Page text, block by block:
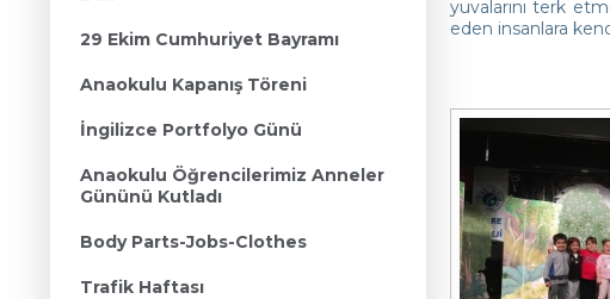
29 Ekim Cumhuriyet Bayramı
Anaokulu Kapanış Töreni
İngilizce Portfolyo Günü
Anaokulu Öğrencilerimiz Anneler
Gününü Kutladı
Body Parts-Jobs-Clothes
Trafik Haftası
yuvalarını terk
eden insanlara